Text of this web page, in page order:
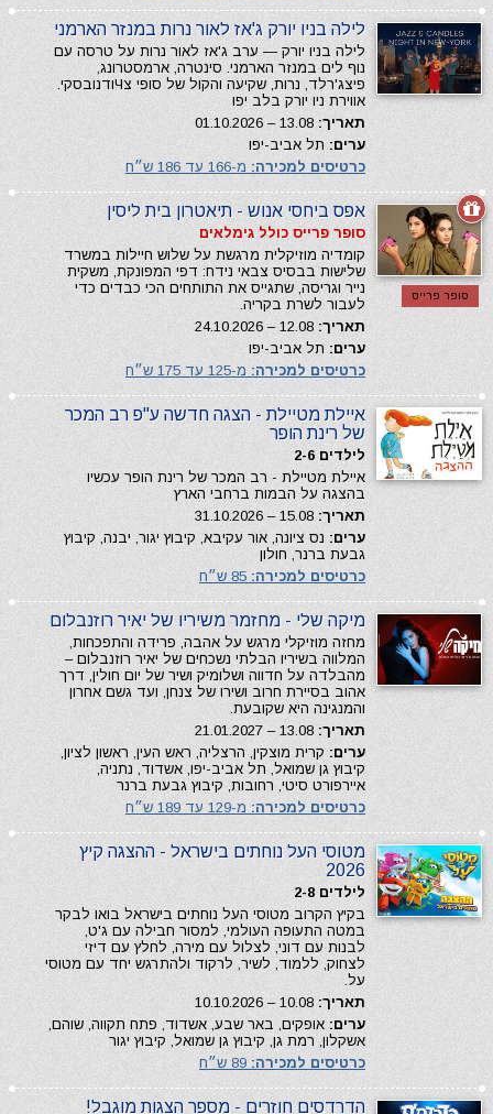
לילה בניו יורק ג'אז לאור נרות במנזר הארמני
לילה בניו יורק — ערב ג'אז לאור נרות על טרסה עם
נוף לים במנזר הארמני. סינטרה, ארמסטרונג,
פיצג'רלד, נרות, שקיעה והקול של סופי צЧודנובסקי.
אווירת ניו יורק בלב יפו
תאריך:
ערים: תל אביב-יפו
כרטיסים למכירה: מ-166 עד 186 ש״ח
סופר פרייס
אפס ביחסי אנוש - תיאטרון בית ליסין
סופר פרייס כולל גימלאים
קומדיה מוזיקלית מרגשת על שלוש חיילות במשרד
שלישות בבסיס צבאי נידח: דפי המפונקת, משקית
נייר וגריסה, שתגייס את התותחים הכי כבדים כדי
לעבור לשרת בקריה.
תאריך:
ערים: תל אביב-יפו
כרטיסים למכירה: מ-125 עד 175 ש״ח
איילת מטיילת - הצגה חדשה ע"פ רב המכר
של רינת הופר
לילדים 2-6
איילת מטיילת - רב המכר של רינת הופר עכשיו
בהצגה על הבמות ברחבי הארץ
תאריך:
ערים: נס ציונה, אור עקיבא, קיבוץ יגור, יבנה, קיבוץ
גבעת ברנר, חולון
כרטיסים למכירה:
מיקה שלי - מחזמר משיריו של יאיר רוזנבלום
מחזה מוזיקלי מרגש על אהבה, פרידה והתפכחות,
המלווה בשיריו הבלתי נשכחים של יאיר רוזנבלום –
מהבלדה על חדווה ושלומיק ושיר של יום חולין, דרך
אהוב בסיירת חרוב ושירו של צנחן, ועד גשם אחרון
והמנגינה היא שקובעת.
תאריך:
ערים: קרית מוצקין, הרצליה, ראש העין, ראשון לציון,
קיבוץ גן שמואל, תל אביב-יפו, אשדוד, נתניה,
איירפורט סיטי, רחובות, קיבוץ גבעת ברנר
כרטיסים למכירה: מ-129 עד 189 ש״ח
מטוסי העל נוחתים בישראל - ההצגה קיץ
2026
לילדים 2-8
בקיץ הקרוב מטוסי העל נוחתים בישראל בואו לבקר
במטה התעופה העולמי, למסור חבילה עם ג'ט,
לבנות עם דוני, לצלול עם מירה, לחלץ עם דיזי
לצחוק, ללמוד, לשיר, לרקוד ולהתרגש יחד עם מטוסי
על.
תאריך:
ערים: אופקים, באר שבע, אשדוד, פתח תקווה, שוהם,
אשקלון, רמת גן, קיבוץ גן שמואל, קיבוץ יגור
כרטיסים למכירה:
הדרדסים חוזרים - מספר הצגות מוגבל!